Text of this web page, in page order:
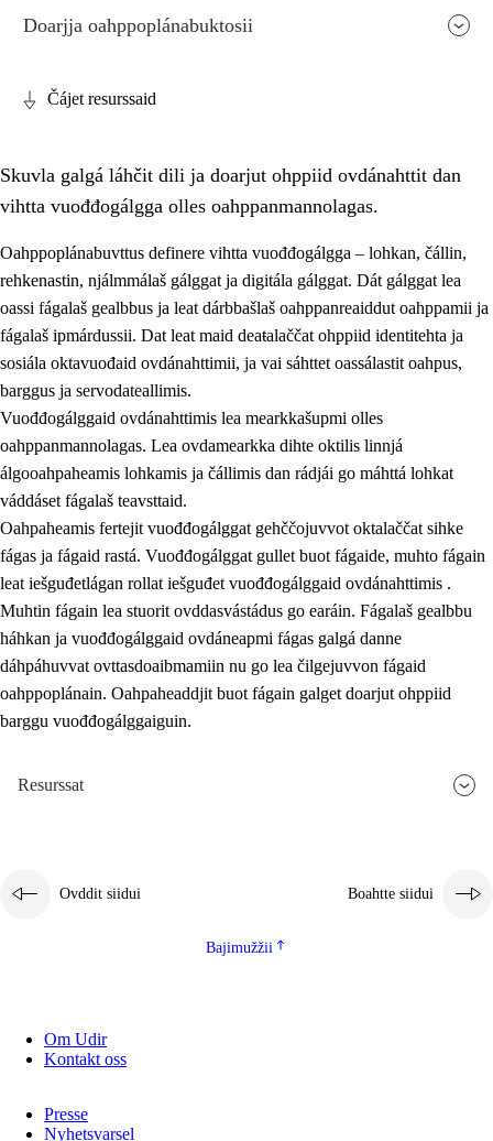
2. Oahppama prinsihpat, ovdáneapmi ja oahppahábmen
2.1 Sosiála oahppan ja ovdáneapmi
2.2 Gealbu fágain
2.3 Vuođđogálggat
2.4 Oahppat oahppat
Fágaidrasttideaddji fáttát
Doarjja oahppoplánabuktosii
Čájet resurssaid
Skuvla galgá láhčit dili ja doarjut ohppiid ovdánahttit dan
vihtta vuođđogálgga olles oahppanmannolagas.
Oahppoplánabuvttus definere vihtta vuođđogálgga – lohkan, čállin,
rehkenastin, njálmmálaš gálggat ja digitála gálggat. Dát gálggat lea
oassi fágalaš gealbbus ja leat dárbbašlaš oahppanreaiddut oahppamii ja
fágalaš ipmárdussii. Dat leat maid deaŧalaččat ohppiid identitehta ja
sosiála oktavuođaid ovdánahttimii, ja vai sáhttet oassálastit oahpus,
barggus ja servodateallimis.
Vuođđogálggaid ovdánahttimis lea mearkkašupmi olles
oahppanmannolagas. Lea ovdamearkka dihte oktilis linnjá
álgooahpaheamis lohkamis ja čállimis dan rádjái go máhttá lohkat
váddáset fágalaš teavsttaid.
Oahpaheamis fertejit vuođđogálggat gehččojuvvot oktalaččat sihke
fágas ja fágaid rastá. Vuođđogálggat gullet buot fágaide, muhto fágain
leat iešguđetlágan rollat iešguđet vuođđogálggaid ovdánahttimis .
Muhtin fágain lea stuorit ovddasvástádus go earáin. Fágalaš gealbbu
háhkan ja vuođđogálggaid ovdáneapmi fágas galgá danne
dáhpáhuvvat ovttasdoaibmamiin nu go lea čilgejuvvon fágaid
oahppoplánain. Oahpaheaddjit buot fágain galget doarjut ohppiid
barggu vuođđogálggaiguin.
Resurssat
Ovddit siidui Boahtte siidui
Bajimužžii
Om Udir
Kontakt oss
Presse
Nyhetsvarsel